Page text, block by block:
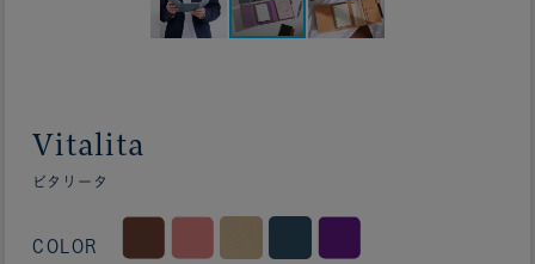
Vitalita
ビタリータ
COLOR